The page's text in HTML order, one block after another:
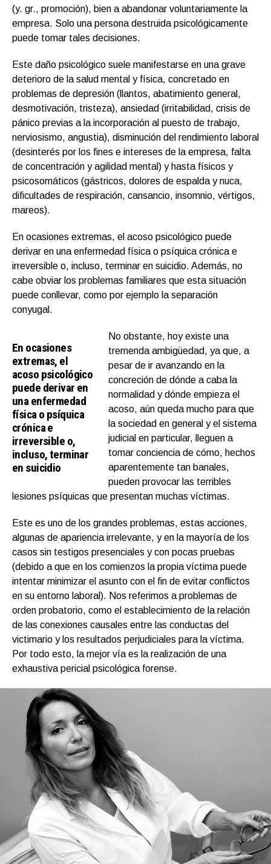
(y. gr., promoción), bien a abandonar voluntariamente la
empresa. Solo una persona destruida psicológicamente
puede tomar tales decisiones.
Este daño psicológico suele manifestarse en una grave
deterioro de la salud mental y física, concretado en
problemas de depresión (llantos, abatimiento general,
desmotivación, tristeza), ansiedad (irritabilidad, crisis de
pánico previas a la incorporación al puesto de trabajo,
nerviosismo, angustia), disminución del rendimiento laboral
(desinterés por los fines e intereses de la empresa, falta
de concentración y agilidad mental) y hasta físicos y
psicosomáticos (gástricos, dolores de espalda y nuca,
dificultades de respiración, cansancio, insomnio, vértigos,
mareos).
En ocasiones extremas, el acoso psicológico puede
derivar en una enfermedad física o psíquica crónica e
irreversible o, incluso, terminar en suicidio. Además, no
cabe obviar los problemas familiares que esta situación
puede conllevar, como por ejemplo la separación
conyugal.
En ocasiones
extremas, el
acoso psicológico
puede derivar en
una enfermedad
física o psíquica
crónica e
irreversible o,
incluso, terminar
en suicidio
No obstante, hoy existe una
tremenda ambigüedad, ya que, a
pesar de ir avanzando en la
concreción de dónde a caba la
normalidad y dónde empieza el
acoso, aún queda mucho para que
la sociedad en general y el sistema
judicial en particular, lleguen a
tomar conciencia de cómo, hechos
aparentemente tan banales,
pueden provocar las terribles
lesiones psíquicas que presentan muchas víctimas.
Este es uno de los grandes problemas, estas acciones,
algunas de apariencia irrelevante, y en la mayoría de los
casos sin testigos presenciales y con pocas pruebas
(debido a que en los comienzos la propia víctima puede
intentar minimizar el asunto con el fin de evitar conflictos
en su entorno laboral). Nos referimos a problemas de
orden probatorio, como el establecimiento de la relación
de las conexiones causales entre las conductas del
victimario y los resultados perjudiciales para la víctima.
Por todo esto, la mejor vía es la realización de una
exhaustiva pericial psicológica forense.